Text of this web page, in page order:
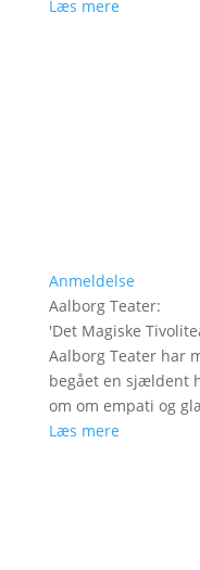
Læs mere
Anmeldelse
Aalborg Teater:
'Det Magiske
Aalborg Teater har
begået en sjældent
om om empati og
Læs mere